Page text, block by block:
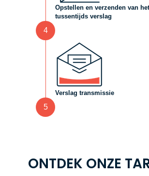
Opstellen en verzenden van het
tussentijds verslag
4
Verslag transmissie
5
ONTDEK ONZE